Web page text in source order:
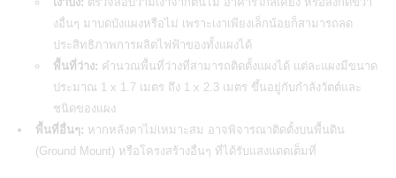
งอื่นๆ มาบดบังแผงหรือไม่ เพราะเงาเพียงเล็กน้อยก็สามารถลด
ประสิทธิภาพการผลิตไฟฟ้าของทั้งแผงได้
พื้นที่ว่าง: คำนวณพื้นที่ว่างที่สามารถติดตั้งแผงได้ แต่ละแผงมีขนาด
ประมาณ 1 x 1.7 เมตร ถึง 1 x 2.3 เมตร ขึ้นอยู่กับกำลังวัตต์และ
ชนิดของแผง
พื้นที่อื่นๆ: หากหลังคาไม่เหมาะสม อาจพิจารณาติดตั้งบนพื้นดิน
(Ground Mount) หรือโครงสร้างอื่นๆ ที่ได้รับแสงแดดเต็มที่